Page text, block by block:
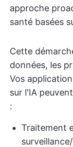
approche
santé basées
Cette
données, les
Vos
sur l'IA
:
Traitement